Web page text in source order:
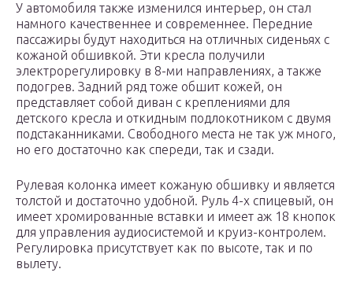
У автомобиля также изменился интерьер, он стал
намного качественнее и современнее. Передние
пассажиры будут находиться на отличных сиденьях с
кожаной обшивкой. Эти кресла получили
электрорегулировку в 8-ми направлениях, а также
подогрев. Задний ряд тоже обшит кожей, он
представляет собой диван с креплениями для
детского кресла и откидным подлокотником с двумя
подстаканниками. Свободного места не так уж много,
но его достаточно как спереди, так и сзади.
Рулевая колонка имеет кожаную обшивку и является
толстой и достаточно удобной. Руль 4-х спицевый, он
имеет хромированные вставки и имеет аж 18 кнопок
для управления аудиосистемой и круиз-контролем.
Регулировка присутствует как по высоте, так и по
вылету.